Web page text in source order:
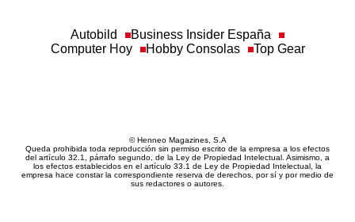
Autobild
Business Insider España
Computer Hoy
Hobby Consolas Top Gear
© Henneo Magazines, S.A
Queda prohibida toda reproducción sin permiso escrito de la empresa a los efectos
del artículo 32.1, párrafo segundo, de la Ley de Propiedad Intelectual. Asimismo, a
los efectos establecidos en el artículo 33.1 de Ley de Propiedad Intelectual, la
empresa hace constar la correspondiente reserva de derechos, por sí y por medio de
sus redactores o autores.